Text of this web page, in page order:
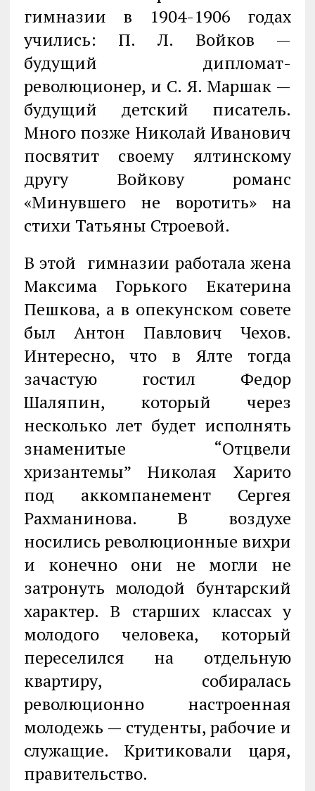
гимназии в 1904-1906 годах
учились: П. Л. Войков —
будущий дипломат-
революционер, и С. Я. Маршак —
будущий детский писатель.
Много позже Николай Иванович
посвятит своему ялтинскому
другу Войкову романс
«Минувшего не воротить» на
стихи Татьяны Строевой.
В этой гимназии работала жена
Максима Горького Екатерина
Пешкова, а в опекунском совете
был Антон Павлович Чехов.
Интересно, что в Ялте тогда
зачастую гостил Федор
Шаляпин, который через
несколько лет будет исполнять
знаменитые “Отцвели
хризантемы” Николая Харито
под аккомпанемент Сергея
Рахманинова. В воздухе
носились революционные вихри
и конечно они не могли не
затронуть молодой бунтарский
характер. В старших классах у
молодого человека, который
переселился на отдельную
квартиру, собиралась
революционно настроенная
молодежь — студенты, рабочие и
служащие. Критиковали царя,
правительство.